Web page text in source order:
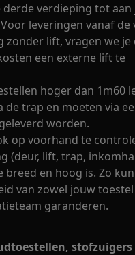
derde verdieping tot
leveringen vanaf de
zonder lift, vragen we je
een externe lift te
hoger dan 1m60
de trap en moeten via
worden.
op voorhand te
(deur, lift, trap,
breed en hoog is. Zo
van zowel jouw toestel
garanderen.
stofzuigers